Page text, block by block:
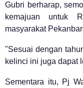
Gubri berharap,
kemajuan untuk
masyarakat
"Sesuai dengan
kelinci ini juga dapat
Sementara itu, Pj